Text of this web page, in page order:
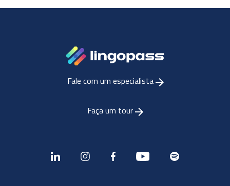
Fale com um especialista
Faça um tour